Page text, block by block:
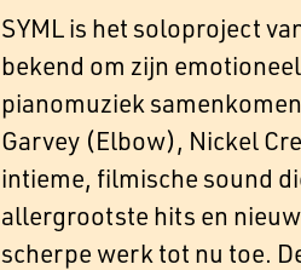
SYML is het soloproject
bekend om zijn
pianomuziek
Garvey (Elbow), Nickel
intieme, filmische sound
allergrootste hits en
scherpe werk tot nu toe.